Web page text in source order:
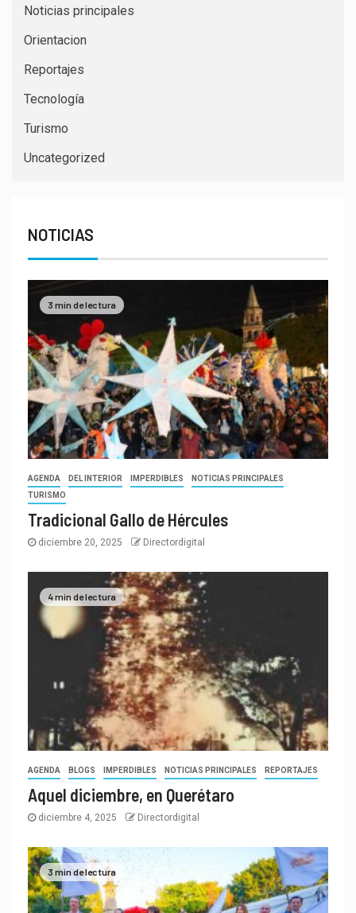
Noticias principales
Orientacion
Reportajes
Tecnología
Turismo
Uncategorized
NOTICIAS
3 min de lectura
AGENDA DEL INTERIOR IMPERDIBLES
NOTICIAS PRINCIPALES
TURISMO
Tradicional Gallo de Hércules
diciembre 20, 2025 Directordigital
4 min de lectura
AGENDA BLOGS IMPERDIBLES NOTICIAS PRINCIPALES REPORTAJES
Aquel diciembre, en Querétaro
diciembre 4, 2025 Directordigital
3 min de lectura